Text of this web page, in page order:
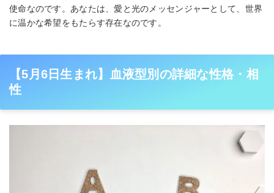
使命なのです。あなたは、愛と光のメッセンジャーとして、世界
に温かな希望をもたらす存在なのです。
【5月6日生まれ】血液型別の詳細な性格・相
性